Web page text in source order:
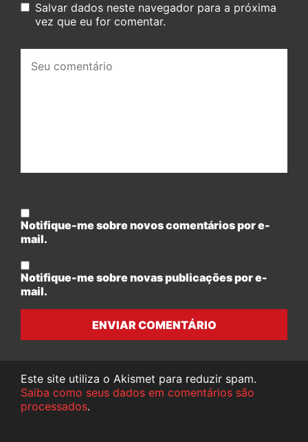
Salvar dados neste navegador para a próxima
vez que eu for comentar.
comentário:
Notifique-me sobre novos comentários por e-
mail.
Notifique-me sobre novas publicações por e-
mail.
ENVIAR COMENTÁRIO
Este site utiliza o Akismet para reduzir spam.
Saiba como seus dados em comentários são
processados.